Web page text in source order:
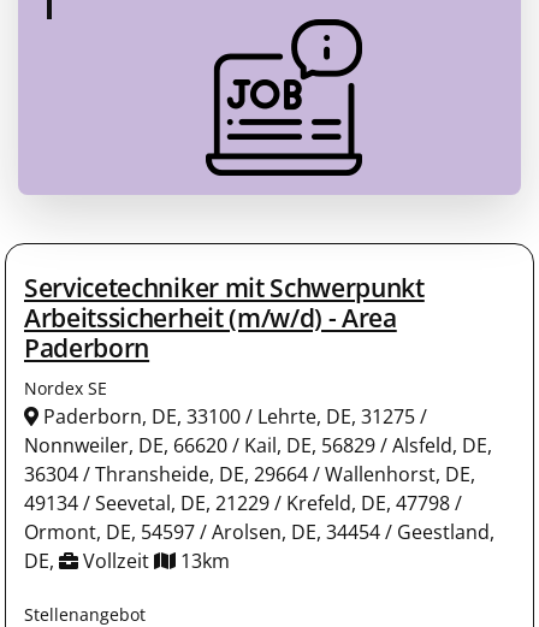
Servicetechniker mit Schwerpunkt
Arbeitssicherheit (m/w/d) - Area
Paderborn
Nordex SE
Paderborn, DE, 33100 / Lehrte, DE, 31275 /
Nonnweiler, DE, 66620 / Kail, DE, 56829 / Alsfeld, DE,
36304 / Thransheide, DE, 29664 / Wallenhorst, DE,
49134 / Seevetal, DE, 21229 / Krefeld, DE, 47798 /
Ormont, DE, 54597 / Arolsen, DE, 34454 / Geestland,
DE,
Vollzeit 13km
Stellenangebot